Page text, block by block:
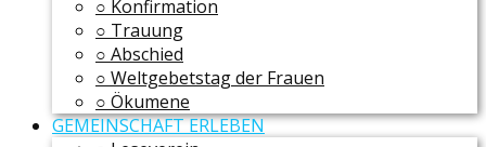
○ Konfirmation
○ Trauung
○ Abschied
○ Weltgebetstag der Frauen
○ Ökumene
GEMEINSCHAFT ERLEBEN